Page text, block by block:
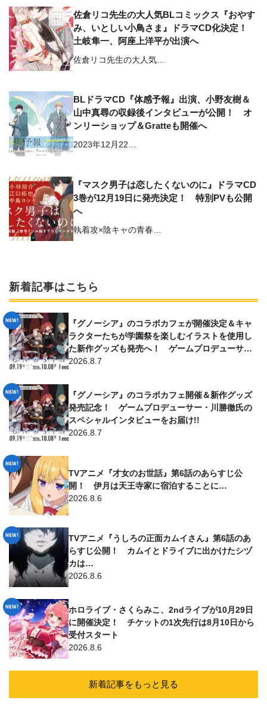
佐倉リコ先生の大人気BLコミックス『おやす
み、いとしい小鳥さま』ドラマCD化決定！
土岐隼一、阿座上洋平が出演へ
佐倉リコ先生の大人気…
BLドラマCD『体感予報』出演、小野友樹＆
山中真尋の収録後インタビューが公開！ オ
ンリーショップ＆Gratteも開催へ
2023年12月22…
『マスク男子は恋したくないのに』ドラマCD
3巻が12月19日に発売決定！ 特別PVも公開
へ
執着攻×陰キャの青春…
新着記事はこちら
『グノーシア』のコラボカフェが開催決定＆キャ
ラクターたちが学園祭を楽しむイラストを使用し
た新作グッズも発売へ！ ゲームプロデューサー
からのコメントはファン必見!!
2026.8.7
『グノーシア』のコラボカフェ開催＆新作グッズ
発売記念！ ゲームプロデューサー・川勝徹氏の
スペシャルインタビューをお届け!!
2026.8.7
TVアニメ『才女のお世話』第6話のあらすじ公
開！ 伊月は天王寺家に宿泊することに…
2026.8.6
TVアニメ『うしろの正面カムイさん』第6話のあ
らすじ公開！ カムイとドライブに出かけたシヅ
カは…
2026.8.6
ホロライブ・さくらみこ、2ndライブが10月29日
に開催決定！ チケットの1次先行は8月10日から
受付スタート
2026.8.6
新着記事をもっと見る